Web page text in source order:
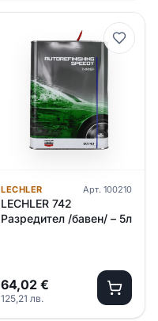
LECHLER Арт. 100210
LECHLER 742
Разредител /бавен/ – 5л
64,02 €
125,21 лв.